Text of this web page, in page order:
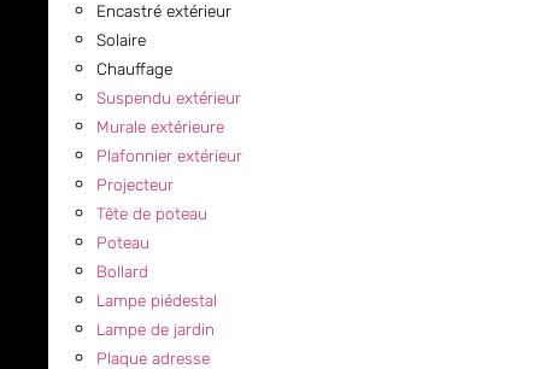
Encastré extérieur
Solaire
Chauffage
Suspendu extérieur
Murale extérieure
Plafonnier extérieur
Projecteur
Tête de poteau
Poteau
Bollard
Lampe piédestal
Lampe de jardin
Plaque adresse